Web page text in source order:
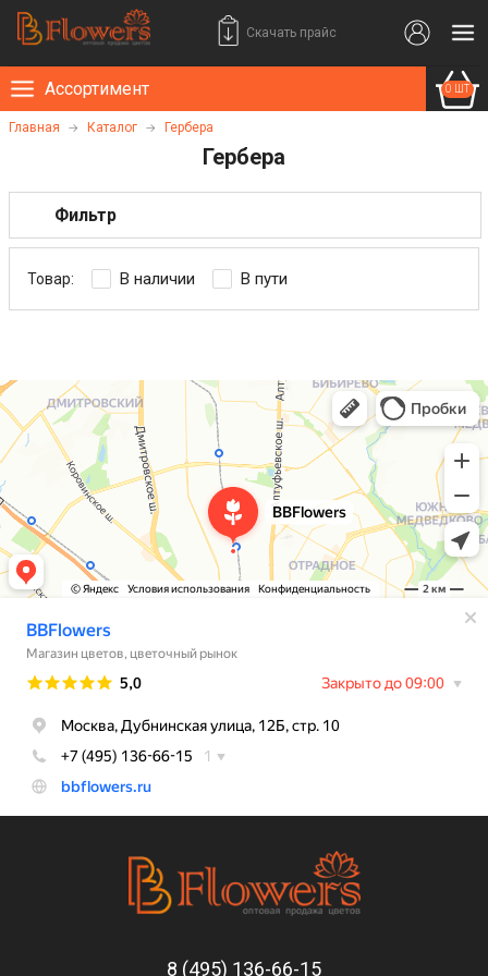
Скачать прайс
Ассортимент 0 ШТ
Главная Каталог Гербера
Гербера
Фильтр
Товар: В наличии В пути
8 (495) 136-66-15